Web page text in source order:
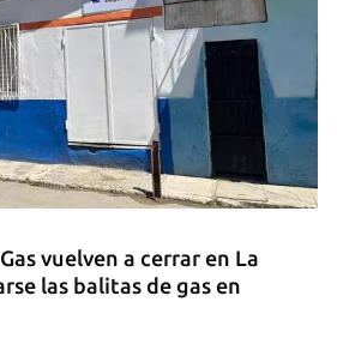
centro logístico del Amazon
Urales
vuelven a cerrar en La
las balitas de gas en